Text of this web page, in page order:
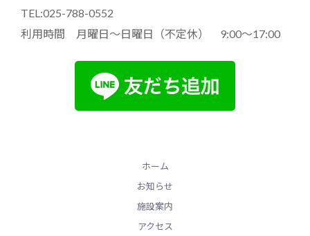
TEL:025-788-0552
利用時間 月曜日～日曜日（不定休） 9:00～17:00
ホーム
お知らせ
施設案内
アクセス